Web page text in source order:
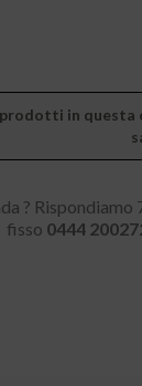
in questa
?
fisso 0444